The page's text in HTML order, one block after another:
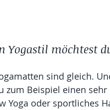
Yogastil möchtest
sind gleich.
zum Beispiel einen
Yoga oder sportliches